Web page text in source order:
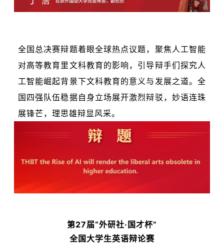
全国总决赛辩题着眼全球热点议题，聚焦人工智能
对高等教育里文科教育的影响，引导辩手们探究人
工智能崛起背景下文科教育的意义与发展之道。全
国四强队伍稳据自身立场展开激烈辩驳，妙语连珠
展锋芒，理思雄辩显风采。
第27届“外研社·国才杯”
全国大学生英语辩论赛